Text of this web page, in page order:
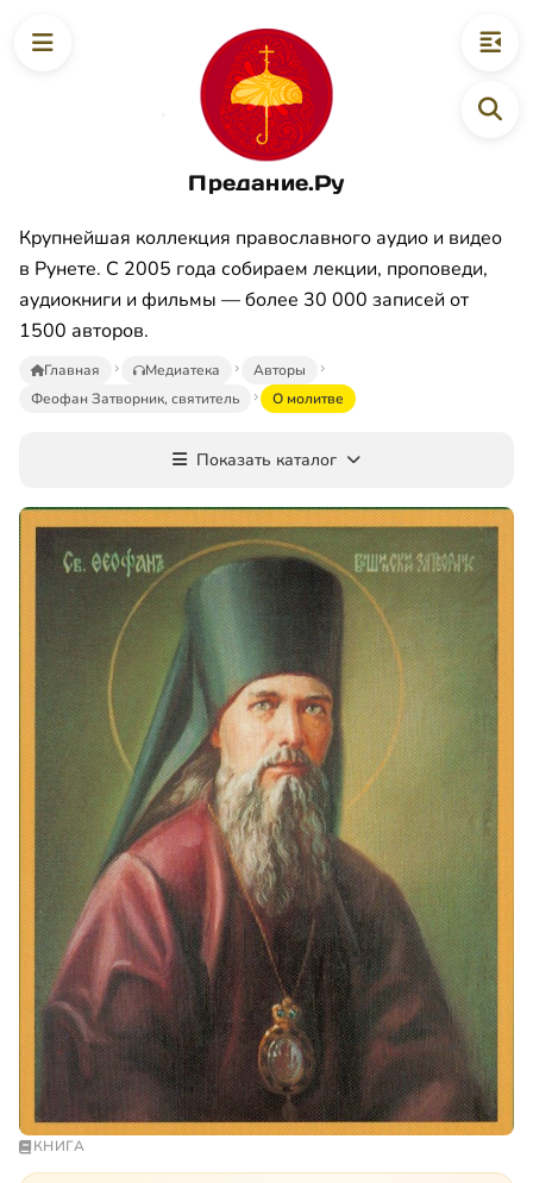
Предание.Ру
Крупнейшая коллекция православного аудио и видео
в Рунете. С 2005 года собираем лекции, проповеди,
аудиокниги и фильмы — более 30 000 записей от
1500 авторов.
Главная Медиатека
Авторы
Феофан Затворник, святитель
О молитве
Показать каталог
КНИГА